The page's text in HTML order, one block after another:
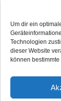
Um dir ein
Technologien
dieser Website
können